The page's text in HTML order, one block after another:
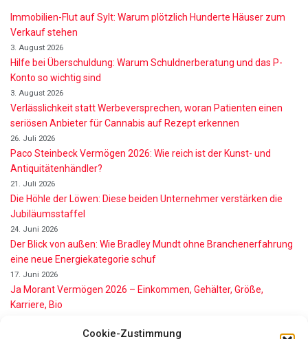
Cookie-Zustimmung
Immobilien-Flut auf Sylt: Warum plötzlich Hunderte Häuser zum
Verkauf stehen
3. August 2026
Hilfe bei Überschuldung: Warum Schuldnerberatung und das P-
Konto so wichtig sind
3. August 2026
Verlässlichkeit statt Werbeversprechen, woran Patienten einen
seriösen Anbieter für Cannabis auf Rezept erkennen
26. Juli 2026
Paco Steinbeck Vermögen 2026: Wie reich ist der Kunst- und
Antiquitätenhändler?
21. Juli 2026
Die Höhle der Löwen: Diese beiden Unternehmer verstärken die
Jubiläumsstaffel
24. Juni 2026
Der Blick von außen: Wie Bradley Mundt ohne Branchenerfahrung
eine neue Energiekategorie schuf
17. Juni 2026
Ja Morant Vermögen 2026 – Einkommen, Gehälter, Größe,
Karriere, Bio
Alice Walton Vermögen 2026: So reich ist die Walmart-Erbin